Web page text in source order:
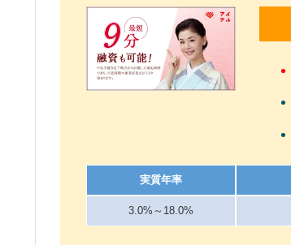
実質年率
3.0%～18.0%